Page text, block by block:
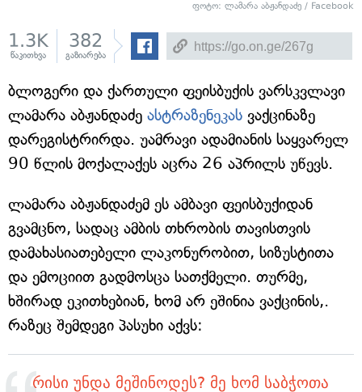
ფოტო: ლამარა აბჟანდაძე / Facebook
1.3K
წაკითხვა
382
გაზიარება
ბლოგერი და ქართული ფეისბუქის ვარსკვლავი
ლამარა აბჟანდაძე ასტრაზენეკას ვაქცინაზე
დარეგისტრირდა. უამრავი ადამიანის საყვარელ
90 წლის მოქალაქეს აცრა 26 აპრილს უწევს.
ლამარა აბჟანდაძემ ეს ამბავი ფეისბუქიდან
გვამცნო, სადაც ამბის თხრობის თავისთვის
დამახასიათებელი ლაკონურობით, სიზუსტითა
და ემოციით გადმოსცა სათქმელი. თურმე,
ხშირად ეკითხებიან, ხომ არ ეშინია ვაქცინის,.
რაზეც შემდეგი პასუხი აქვს:
რისი უნდა მეშინოდეს? მე ხომ საბჭოთა